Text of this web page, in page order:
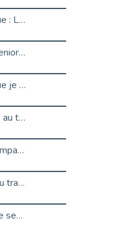
Transition Écologique : Les Cap Emploi 75,92 et 93 s’engagent pour un Numérique Responsable
Recrutement des seniors : Un levier de transformation pour les ETI franciliennes
"Dois-je préciser que je suis handicapé sur mon CV?"
Handicap psychique au travail : et si nous changions de regard - vidéo
Avril, mois de l’accompagnement dans l’emploi avec Cap emploi.
Handicap invisible au travail : se taire ou parler? - vidéo
Journée mondiale de sensibilisation à l’autisme